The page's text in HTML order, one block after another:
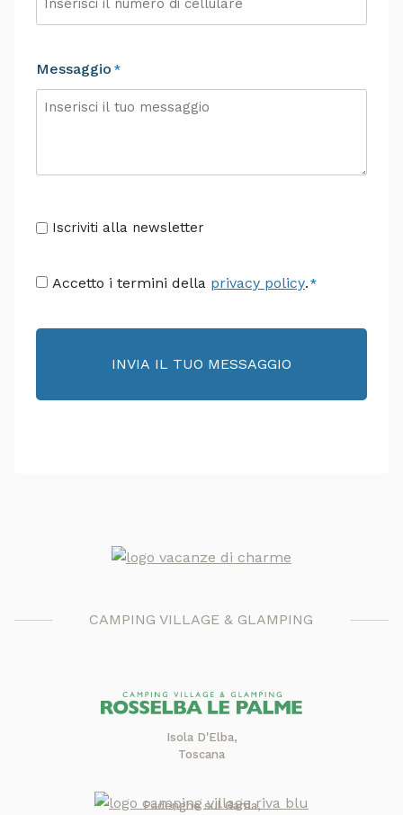
Messaggio *
Senza
Iscriviti alla newsletter
Consenso
Accetto i termini della privacy policy. *
CAMPING VILLAGE & GLAMPING
Isola D'Elba,
Toscana
Padenghe sul Garda,